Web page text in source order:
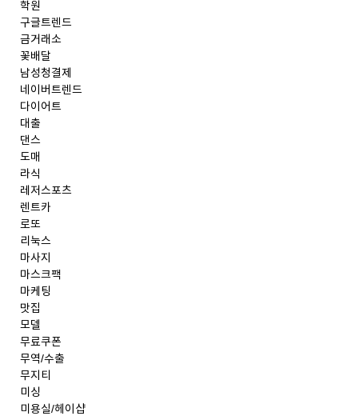
학원
구글트렌드
금거래소
꽃배달
남성청결제
네이버트렌드
다이어트
대출
댄스
도매
라식
레저스포츠
렌트카
로또
리눅스
마사지
마스크팩
마케팅
맛집
모델
무료쿠폰
무역/수출
무지티
미싱
미용실/헤이샵